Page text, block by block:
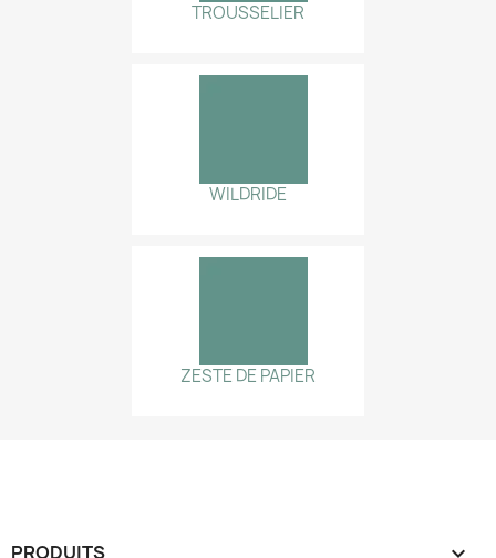
TROUSSELIER
WILDRIDE
ZESTE DE PAPIER
PRODUITS